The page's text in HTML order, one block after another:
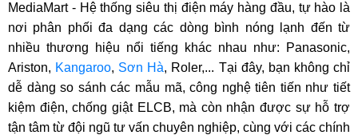
MediaMart - Hệ thống siêu thị điện máy hàng đầu, tự hào là
nơi phân phối đa dạng các dòng bình nóng lạnh đến từ
nhiều thương hiệu nổi tiếng khác nhau như: Panasonic,
Ariston, Kangaroo, Sơn Hà, Roler,... Tại đây, bạn không chỉ
dễ dàng so sánh các mẫu mã, công nghệ tiên tiến như tiết
kiệm điện, chống giật ELCB, mà còn nhận được sự hỗ trợ
tận tâm từ đội ngũ tư vấn chuyên nghiệp, cùng với các chính